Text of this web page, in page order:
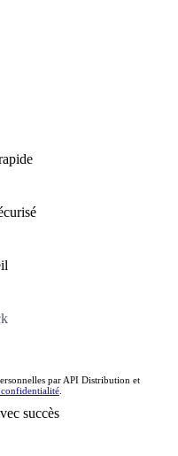
par API Distribution et
.
succès